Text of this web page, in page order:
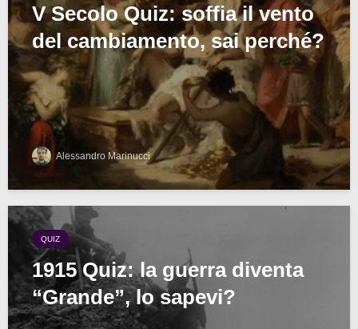
V Secolo Quiz: soffia il vento
del cambiamento, sai perché?
Alessandro Marinucci
QUIZ
1915 Quiz: la guerra diventa
“Grande”, lo sapevi?